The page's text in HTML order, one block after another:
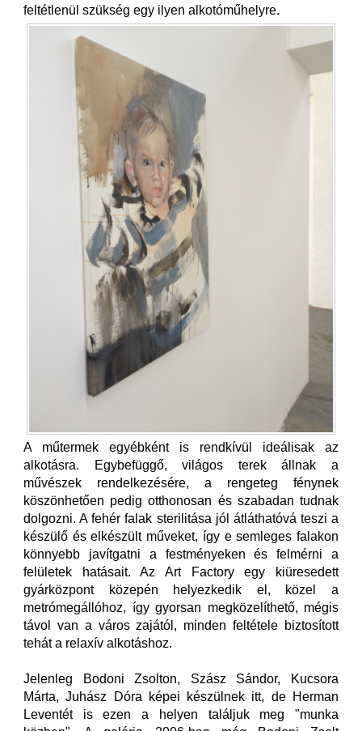
feltétlenül szükség egy ilyen alkotóműhelyre.
A műtermek egyébként is rendkívül ideálisak az
alkotásra. Egybefüggő, világos terek állnak a
művészek rendelkezésére, a rengeteg fénynek
köszönhetően pedig otthonosan és szabadan tudnak
dolgozni. A fehér falak sterilitása jól átláthatóvá teszi a
készülő és elkészült műveket, így e semleges falakon
könnyebb javítgatni a festményeken és felmérni a
felületek hatásait. Az Art Factory egy kiüresedett
gyárközpont közepén helyezkedik el, közel a
metrómegállóhoz, így gyorsan megközelíthető, mégis
távol van a város zajától, minden feltétele biztosított
tehát a relaxív alkotáshoz.
Jelenleg Bodoni Zsolton, Szász Sándor, Kucsora
Márta, Juhász Dóra képei készülnek itt, de Herman
Leventét is ezen a helyen találjuk meg "munka